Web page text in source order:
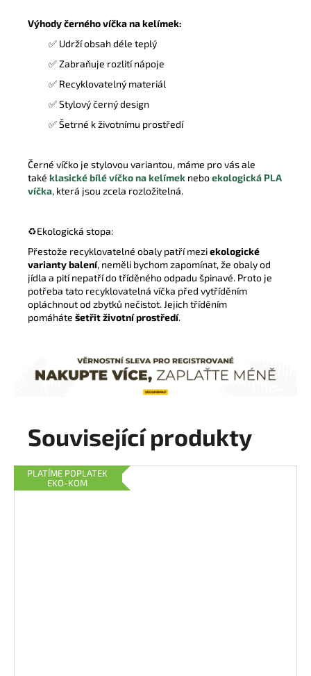
Výhody černého víčka na kelímek:
✅ Udrží obsah déle teplý
✅ Zabraňuje rozlití nápoje
✅ Recyklovatelný materiál
✅ Stylový černý design
✅ Šetrné k životnímu prostředí
Černé víčko je stylovou variantou, máme pro vás ale
také klasické bílé víčko na kelímek neboekologická PLA
víčka, která jsou zcela rozložitelná.
♻️Ekologická stopa:
Přestože recyklovatelné obaly patří meziekologické
varianty balení, neměli bychom zapomínat, že obaly od
jídla a pití nepatří do tříděného odpadu špinavé. Proto je
potřeba tato recyklovatelná víčka před vytříděním
opláchnout od zbytků nečistot. Jejich tříděním
pomáháte šetřit životní prostředí.
Související produkty
PLATÍME POPLATEK
EKO-KOM